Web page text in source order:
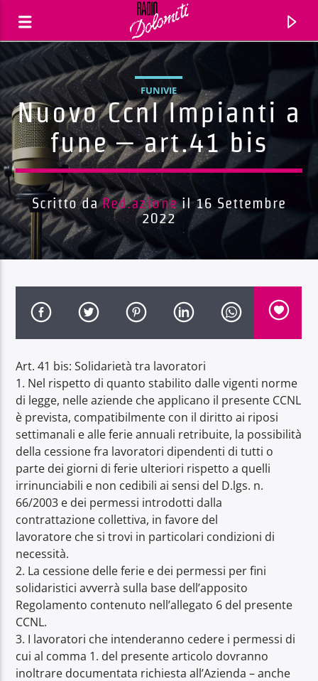
Titolo
Artista
Radio Dolomiti
FUNIVIE
Nuovo Ccnl Impianti a
fune – art.41 bis
Scritto daRed.azioneil 16 Settembre
2022
Art. 41 bis: Solidarietà tra lavoratori
1. Nel rispetto di quanto stabilito dalle vigenti norme
di legge, nelle aziende che applicano il presente CCNL
è prevista, compatibilmente con il diritto ai riposi
settimanali e alle ferie annuali retribuite, la possibilità
della cessione fra lavoratori dipendenti di tutti o
parte dei giorni di ferie ulteriori rispetto a quelli
irrinunciabili e non cedibili ai sensi del D.lgs. n.
66/2003 e dei permessi introdotti dalla
contrattazione collettiva, in favore del
lavoratore che si trovi in particolari condizioni di
necessità.
2. La cessione delle ferie e dei permessi per fini
solidaristici avverrà sulla base dell’apposito
Regolamento contenuto nell’allegato 6 del presente
CCNL.
3. I lavoratori che intenderanno cedere i permessi di
cui al comma 1. del presente articolo dovranno
inoltrare documentata richiesta all’Azienda – anche